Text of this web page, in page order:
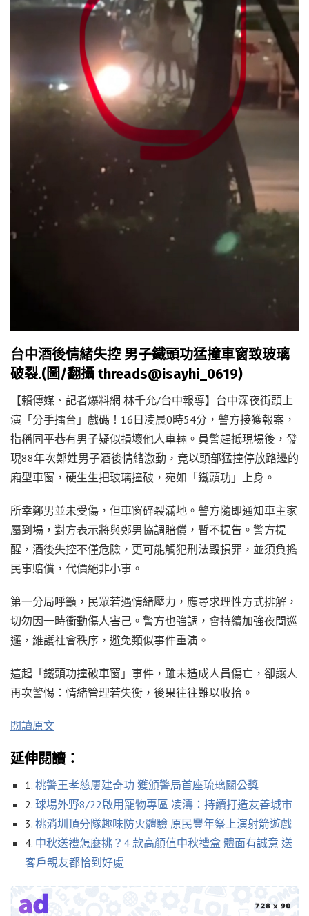
台中酒後情緒失控 男子鐵頭功猛撞車窗致玻璃
破裂.(圖/翻攝 threads@isayhi_0619)
【賴傳媒、記者爆料網 林千允/台中報導】台中深夜街頭上
演「分手擂台」戲碼！16日凌晨0時54分，警方接獲報案，
指稱同平巷有男子疑似損壞他人車輛。員警趕抵現場後，發
現88年次鄭姓男子酒後情緒激動，竟以頭部猛撞停放路邊的
廂型車窗，硬生生把玻璃撞破，宛如「鐵頭功」上身。
所幸鄭男並未受傷，但車窗碎裂滿地。警方隨即通知車主家
屬到場，對方表示將與鄭男協調賠償，暫不提告。警方提
醒，酒後失控不僅危險，更可能觸犯刑法毀損罪，並須負擔
民事賠償，代價絕非小事。
第一分局呼籲，民眾若遇情緒壓力，應尋求理性方式排解，
切勿因一時衝動傷人害己。警方也強調，會持續加強夜間巡
邏，維護社會秩序，避免類似事件重演。
這起「鐵頭功撞破車窗」事件，雖未造成人員傷亡，卻讓人
再次警惕：情緒管理若失衡，後果往往難以收拾。
閱讀原文
延伸閱讀：
1. 桃警王孝慈屢建奇功 獲頒警局首座琉璃關公獎
2. 球場外野8/22啟用寵物專區 凌濤：持續打造友善城市
3. 桃消圳頂分隊趣味防火體驗 原民豐年祭上演射箭遊戲
4. 中秋送禮怎麼挑？4 款高顏值中秋禮盒 體面有誠意 送
客戶親友都恰到好處